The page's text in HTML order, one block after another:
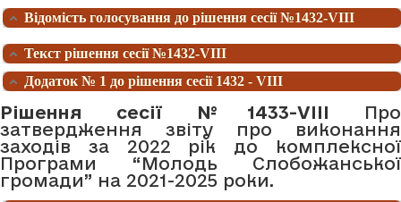
Відомість голосування до рішення сесії №1432-VIII
Текст рішення сесії №1432-VIII
Додаток № 1 до рішення сесії 1432 - VIII
Рішення сесії №1433-VIII Про
затвердження звіту про виконання
заходів за 2022 рік до комплексної
Програми “Молодь Слобожанської
громади” на 2021-2025 роки.